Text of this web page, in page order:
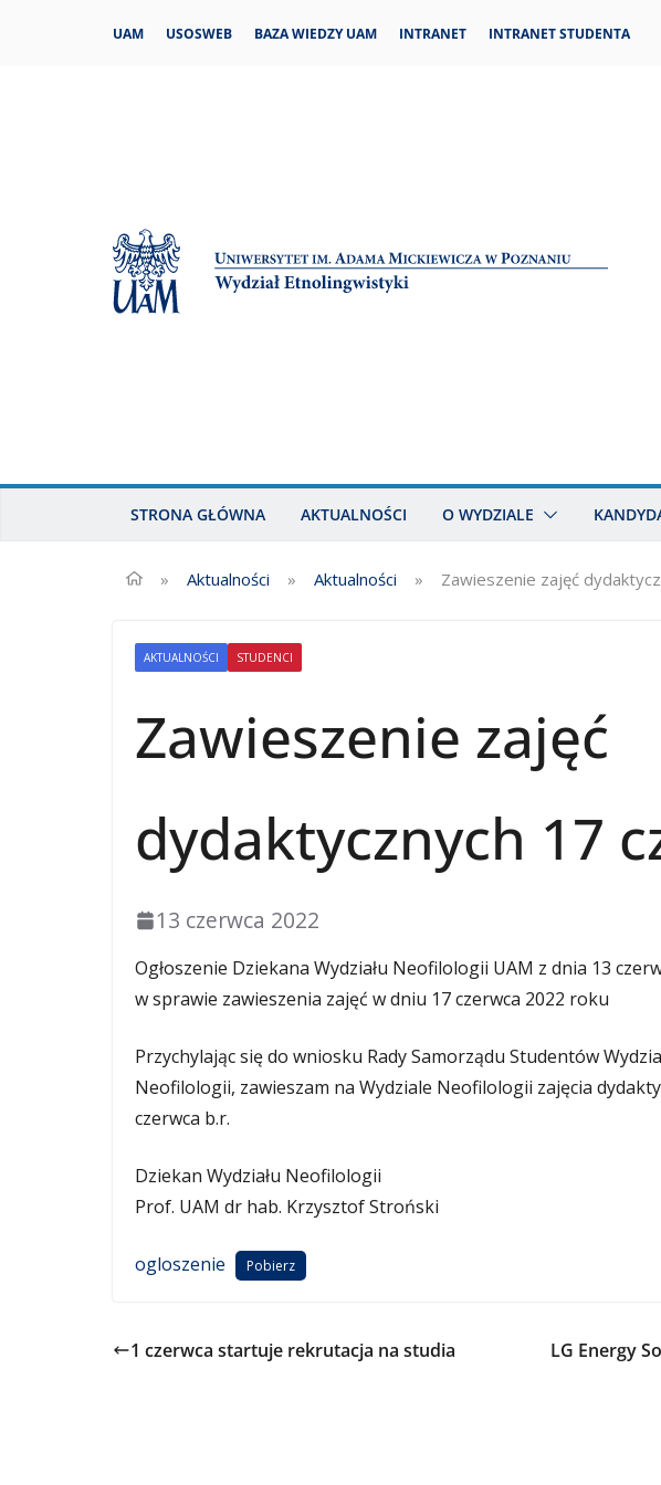
UAM USOSWEB BAZA WIEDZY UAM INTRANET INTRANET STUDENTA
Etnolingwistyki
UAM
STRONA GŁÓWNA AKTUALNOŚCI O WYDZIALE
» Aktualności » Aktualności » Zawieszenie zajęć
AKTUALNOŚCI STUDENCI
Zawieszenie zajęć
dydaktycznych 17
13 czerwca 2022
Ogłoszenie Dziekana Wydziału Neofilologii UAM z dnia 13
w sprawie zawieszenia zajęć w dniu 17 czerwca 2022 roku
Przychylając się do wniosku Rady Samorządu Studentów
Neofilologii, zawieszam na Wydziale Neofilologii zajęcia
czerwca b.r.
Dziekan Wydziału Neofilologii
Prof. UAM dr hab. Krzysztof Stroński
ogloszenie Pobierz
1 czerwca startuje rekrutacja na studia
LG Energy